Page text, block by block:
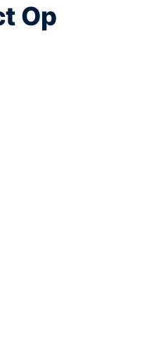
Op